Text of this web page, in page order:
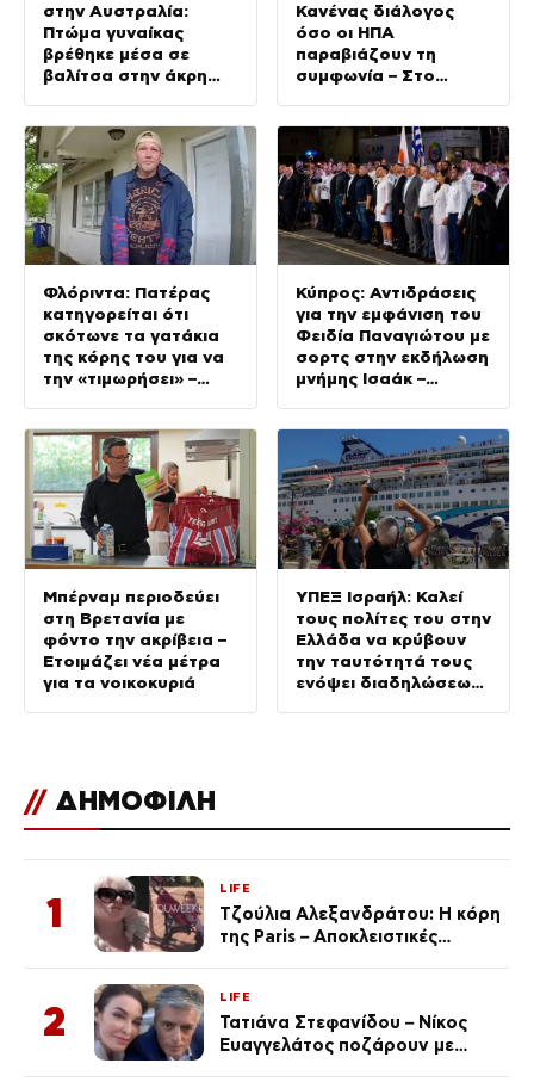
στην Αυστραλία:
Πτώμα γυναίκας
βρέθηκε μέσα σε
βαλίτσα στην άκρη
Κανένας διάλογος
όσο οι ΗΠΑ
παραβιάζουν τη
συμφωνία – Στο
το Ομάν
Φλόριντα: Πατέρας
κατηγορείται ότι
σκότωνε τα γατάκια
της κόρης του για να
την «τιμωρήσει» –
Κύπρος: Αντιδράσεις
για την εμφάνιση του
Φειδία Παναγιώτου με
σορτς στην εκδήλωση
μνήμης Ισαάκ –
Μπέρναμ περιοδεύει
στη Βρετανία με
φόντο την ακρίβεια –
Ετοιμάζει νέα μέτρα
για τα νοικοκυριά
ΥΠΕΞ Ισραήλ: Καλεί
τους πολίτες του στην
Ελλάδα να κρύβουν
την ταυτότητά τους
ενόψει διαδηλώσεων
// ΔΗΜΟΦΙΛΗ
1
LIFE
Τζούλια Αλεξανδράτου: Η κόρη
της Paris – Αποκλειστικές
2
LIFE
Τατιάνα Στεφανίδου – Νίκος
Ευαγγελάτος ποζάρουν με